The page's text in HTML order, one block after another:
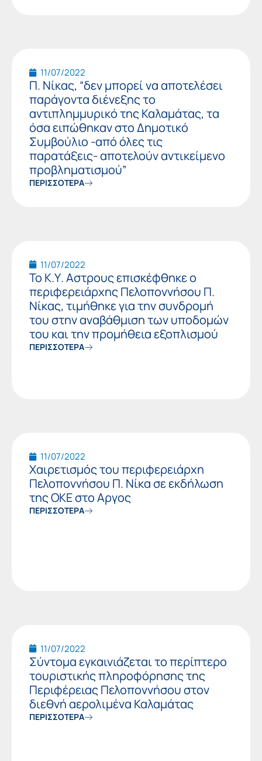
11/07/2022
Π. Νίκας, “δεν μπορεί να αποτελέσει
παράγοντα διένεξης το
αντιπλημμυρικό της Καλαμάτας, τα
όσα ειπώθηκαν στο Δημοτικό
Συμβούλιο -από όλες τις
παρατάξεις- αποτελούν αντικείμενο
προβληματισμού”
ΠΕΡΙΣΣΟΤΕΡΑ
11/07/2022
Το Κ.Υ. Αστρους επισκέφθηκε ο
περιφερειάρχης Πελοποννήσου Π.
Νίκας, τιμήθηκε για την συνδρομή
του στην αναβάθμιση των υποδομών
του και την προμήθεια εξοπλισμού
ΠΕΡΙΣΣΟΤΕΡΑ
11/07/2022
Χαιρετισμός του περιφερειάρχη
Πελοποννήσου Π. Νίκα σε εκδήλωση
της ΟΚΕ στο Αργος
ΠΕΡΙΣΣΟΤΕΡΑ
11/07/2022
Σύντομα εγκαινιάζεται το περίπτερο
τουριστικής πληροφόρησης της
Περιφέρειας Πελοποννήσου στον
διεθνή αερολιμένα Καλαμάτας
ΠΕΡΙΣΣΟΤΕΡΑ